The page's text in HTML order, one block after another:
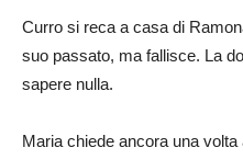
Curro si reca a casa di
suo passato, ma fallisce. La
sapere nulla.
Maria chiede ancora una